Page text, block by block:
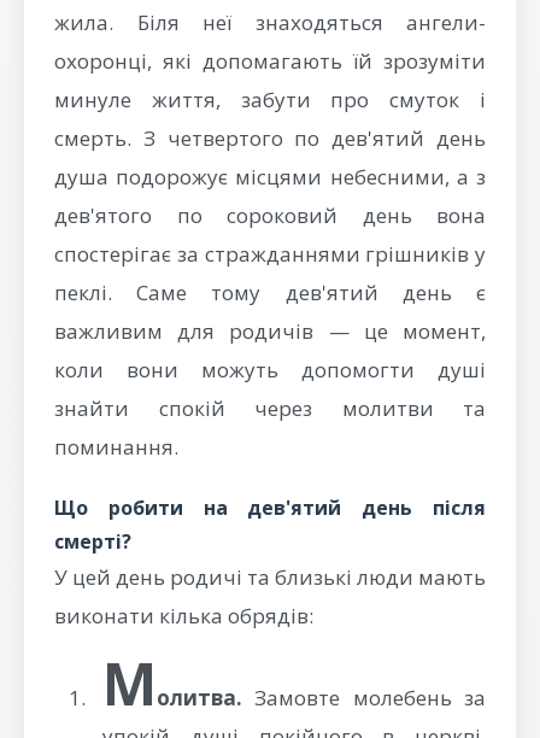
жила. Біля неї знаходяться ангели-
охоронці, які допомагають їй зрозуміти
минуле життя, забути про смуток і
смерть. З четвертого по дев'ятий день
душа подорожує місцями небесними, а з
дев'ятого по сороковий день вона
спостерігає за стражданнями грішників у
пеклі. Саме тому дев'ятий день є
важливим для родичів — це момент,
коли вони можуть допомогти душі
знайти спокій через молитви та
поминання.
Що робити на дев'ятий день після
смерті?
У цей день родичі та близькі люди мають
виконати кілька обрядів:
М олитва. Замовте молебень за